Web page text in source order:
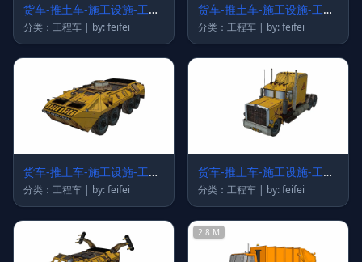
货车-推土车-施工设施-工程
车65
分类：工程车 | by: feifei
货车-推土车-施工设施-工程
车64
分类：工程车 | by: feifei
货车-推土车-施工设施-工程
车62
分类：工程车 | by: feifei
货车-推土车-施工设施-工程
车61
分类：工程车 | by: feifei
2.8 M